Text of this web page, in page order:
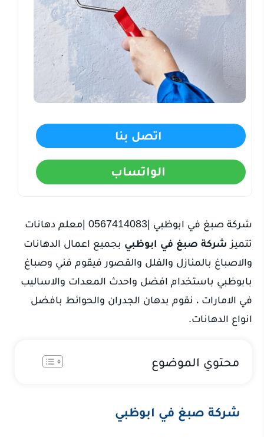
اتصل بنا
الواتساب
شركة صبغ في ابوظبي |0567414083 |معلم دهانات
تتميز شركة صبغ في ابوظبي بجميع اعمال الدهانات
والاصباغ بالمنازل والفلل والقصور فيقوم فني وصباغ
بابوظبي باستخدام افضل واحدث المعدات والاساليب
في الامارات ، نقوم بدهان الجدران والحوائط بافضل
انواع الدهانات.
محتوي الموضوع
شركة صبغ في ابوظبي